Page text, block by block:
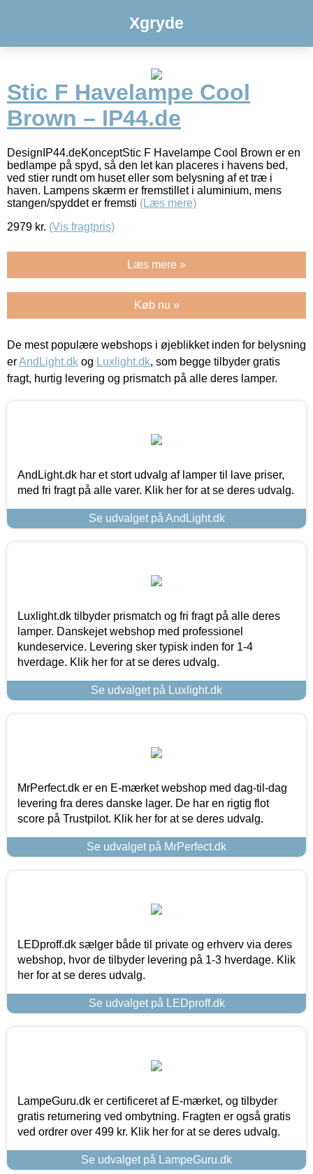
Xgryde
Stic F Havelampe Cool
Brown – IP44.de
DesignIP44.deKonceptStic F Havelampe Cool Brown er en
bedlampe på spyd, så den let kan placeres i havens bed,
ved stier rundt om huset eller som belysning af et træ i
haven. Lampens skærm er fremstillet i aluminium, mens
stangen/spyddet er fremsti (Læs mere)
2979 kr. (Vis fragtpris)
Læs mere »
Køb nu »
De mest populære webshops i øjeblikket inden for belysning
erAndLight.dk og Luxlight.dk, som begge tilbyder gratis
fragt, hurtig levering og prismatch på alle deres lamper.
AndLight.dk har et stort udvalg af lamper til lave priser,
med fri fragt på alle varer. Klik her for at se deres udvalg.
Se udvalget på AndLight.dk
Luxlight.dk tilbyder prismatch og fri fragt på alle deres
lamper. Danskejet webshop med professionel
kundeservice. Levering sker typisk inden for 1-4
hverdage. Klik her for at se deres udvalg.
Se udvalget på Luxlight.dk
MrPerfect.dk er en E-mærket webshop med dag-til-dag
levering fra deres danske lager. De har en rigtig flot
score på Trustpilot. Klik her for at se deres udvalg.
Se udvalget på MrPerfect.dk
LEDproff.dk sælger både til private og erhverv via deres
webshop, hvor de tilbyder levering på 1-3 hverdage. Klik
her for at se deres udvalg.
Se udvalget på LEDproff.dk
LampeGuru.dk er certificeret af E-mærket, og tilbyder
gratis returnering ved ombytning. Fragten er også gratis
ved ordrer over 499 kr. Klik her for at se deres udvalg.
Se udvalget på LampeGuru.dk